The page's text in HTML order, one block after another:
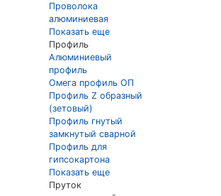
Проволока
алюминиевая
Показать еще
Профиль
Алюминиевый
профиль
Омега профиль ОП
Профиль Z образный
(зетовый)
Профиль гнутый
замкнутый сварной
Профиль для
гипсокартона
Показать еще
Пруток